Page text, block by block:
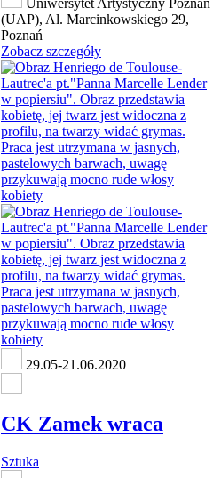
Uniwersytet Artystyczny Poznań
(UAP), Al. Marcinkowskiego 29,
Poznań
Zobacz szczegóły
29.05-21.06.2020
CK Zamek wraca
Sztuka